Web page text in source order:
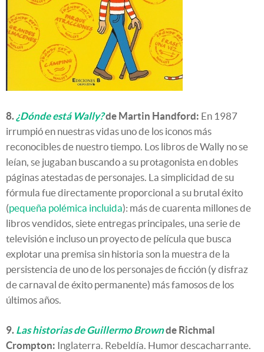
8. ¿Dónde está Wally?de Martin Handford: En 1987
irrumpió en nuestras vidas uno de los iconos más
reconocibles de nuestro tiempo. Los libros de Wally no se
leían, se jugaban buscando a su protagonista en dobles
páginas atestadas de personajes. La simplicidad de su
fórmula fue directamente proporcional a su brutal éxito
(pequeña polémica incluida): más de cuarenta millones de
libros vendidos, siete entregas principales, una serie de
televisión e incluso un proyecto de película que busca
explotar una premisa sin historia son la muestra de la
persistencia de uno de los personajes de ficción (y disfraz
de carnaval de éxito permanente) más famosos de los
últimos años.
9. Las historias de Guillermo Brownde Richmal
Crompton: Inglaterra. Rebeldía. Humor descacharrante.